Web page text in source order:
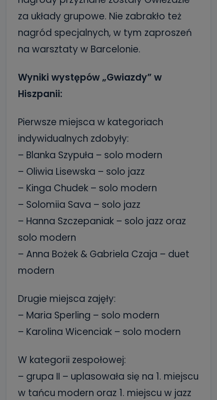
za układy grupowe. Nie zabrakło też
nagród specjalnych, w tym zaproszeń
na warsztaty w Barcelonie.
Wyniki występów „Gwiazdy” w
Hiszpanii:
Pierwsze miejsca w kategoriach
indywidualnych zdobyły:
– Blanka Szypuła – solo modern
– Oliwia Lisewska – solo jazz
– Kinga Chudek – solo modern
– Solomiia Sava – solo jazz
– Hanna Szczepaniak – solo jazz oraz
solo modern
– Anna Bożek & Gabriela Czaja – duet
modern
Drugie miejsca zajęły:
– Maria Sperling – solo modern
– Karolina Wicenciak – solo modern
W kategorii zespołowej:
– grupa II – uplasowała się na 1. miejscu
w tańcu modern oraz 1. miejscu w jazz